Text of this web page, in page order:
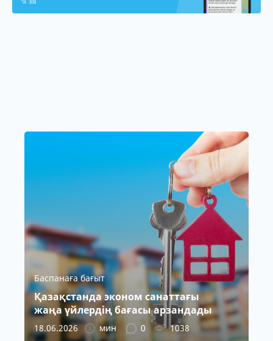
308
Баспанаға бағыт
Қазақстанда эконом санаттағы
жаңа үйлердің бағасы арзандады
18.06.2026 мин 0 1038